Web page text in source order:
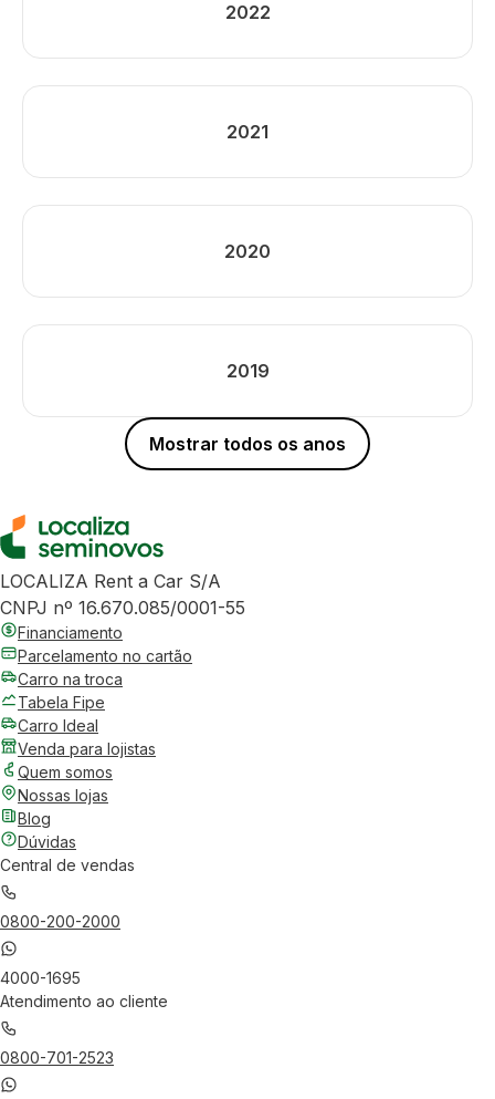
2022
2021
2020
2019
Mostrar todos os anos
LOCALIZA Rent a Car S/A
CNPJ nº 16.670.085/0001-55
Financiamento
Parcelamento no cartão
Carro na troca
Tabela Fipe
Carro Ideal
Venda para lojistas
Quem somos
Nossas lojas
Blog
Dúvidas
Central de vendas
0800-200-2000
4000-1695
Atendimento ao cliente
0800-701-2523